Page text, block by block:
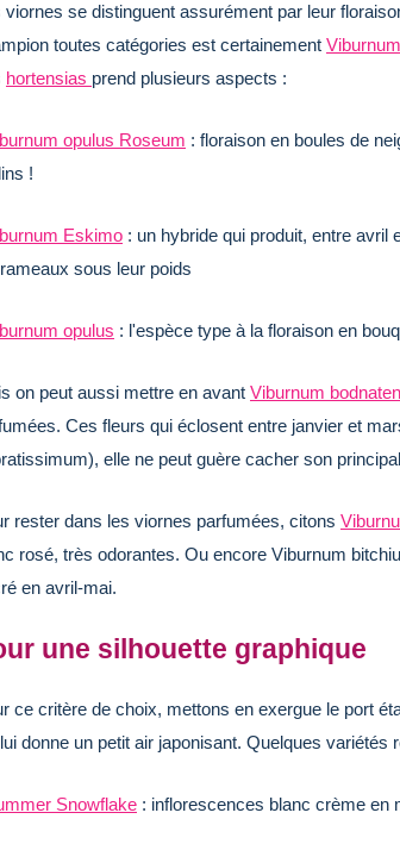
viornes se distinguent assurément par leur
toutes catégories est certainement
hortensias prend plusieurs aspects :
opulus Roseum : floraison en boules de
!
Eskimo : un hybride qui produit, entre
sous leur poids
opulus : l'espèce type à la floraison en
on peut aussi mettre en avant Viburnum
Ces fleurs qui éclosent entre janvier et
elle ne peut guère cacher son
rester dans les viornes parfumées, citons
rosé, très odorantes. Ou encore Viburnum
en avril-mai.
une silhouette graphique
ce critère de choix, mettons en exergue le port
donne un petit air japonisant. Quelques variétés
Snowflake : inflorescences blanc crème en